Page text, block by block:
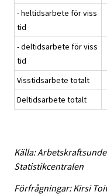
- heltidsarbete för viss
tid
- deltidsarbete för viss
tid
Visstidsarbete totalt
Deltidsarbete totalt
Källa:
Statistikcentralen
Förfrågningar: Kirsi